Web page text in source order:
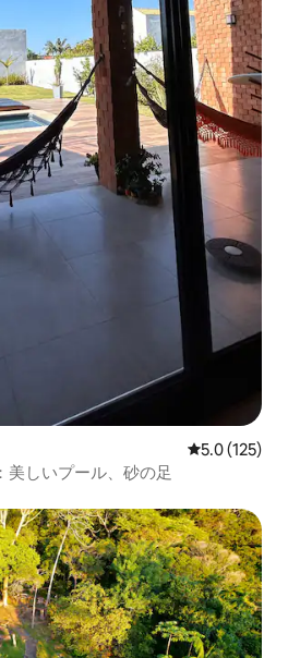
レビュー125
5.0 (125)
美しいプール、砂の足